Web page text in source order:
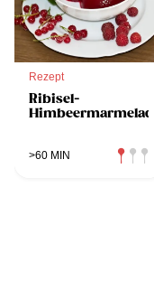
Rezept
Ribisel-
Himbeermarmelade
>60 MIN